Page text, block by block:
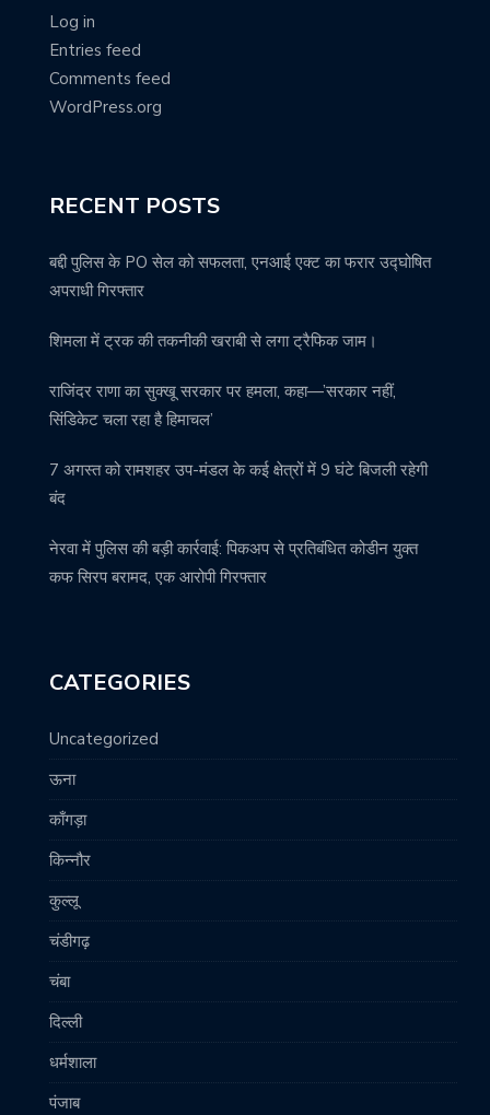
Log in
Entries feed
Comments feed
WordPress.org
RECENT POSTS
बद्दी पुलिस के PO सेल को सफलता, एनआई एक्ट का फरार उद्घोषित
अपराधी गिरफ्तार
शिमला में ट्रक की तकनीकी खराबी से लगा ट्रैफिक जाम।
राजिंदर राणा का सुक्खू सरकार पर हमला, कहा—’सरकार नहीं,
सिंडिकेट चला रहा है हिमाचल’
7 अगस्त को रामशहर उप-मंडल के कई क्षेत्रों में 9 घंटे बिजली रहेगी
बंद
नेरवा में पुलिस की बड़ी कार्रवाई: पिकअप से प्रतिबंधित कोडीन युक्त
कफ सिरप बरामद, एक आरोपी गिरफ्तार
CATEGORIES
Uncategorized
ऊना
काँगड़ा
किन्नौर
कुल्लू
चंडीगढ़
चंबा
दिल्ली
धर्मशाला
पंजाब